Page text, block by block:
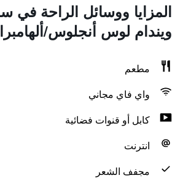
ويندام لوس أنجلوس/ألهامبرا
مطعم
واي فاي مجاني
كابل أو قنوات فضائية
انترنت
مجفف الشعر